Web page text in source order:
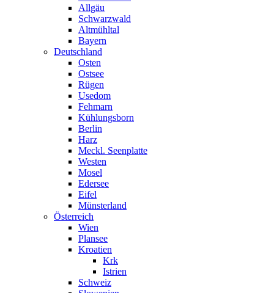
Allgäu
Schwarzwald
Altmühltal
Bayern
Deutschland
Osten
Ostsee
Rügen
Usedom
Fehmarn
Kühlungsborn
Berlin
Harz
Meckl. Seenplatte
Westen
Mosel
Edersee
Eifel
Münsterland
Österreich
Wien
Plansee
Kroatien
Krk
Istrien
Schweiz